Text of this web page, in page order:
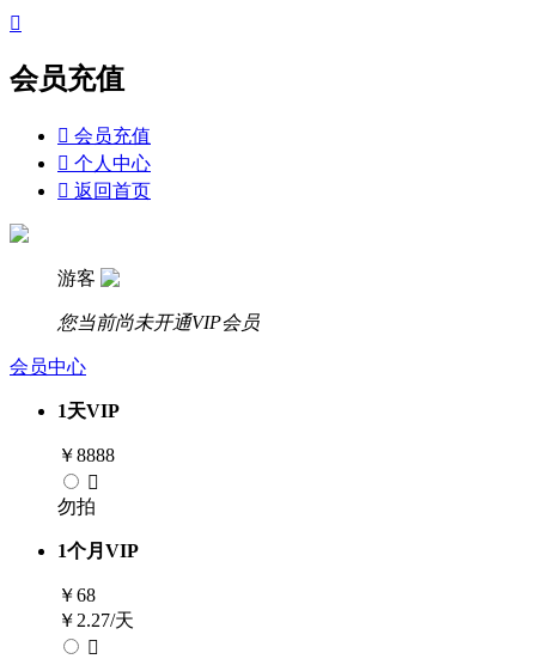

会员充值
 会员充值
 个人中心
 返回首页
游客
您当前尚未开通VIP会员
会员中心
1天VIP
￥8888

勿拍
1个月 VIP
￥68
￥2.27/天
